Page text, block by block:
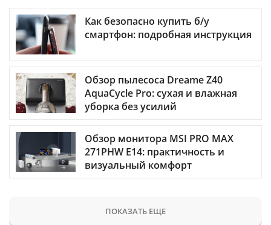
Как безопасно купить б/у
смартфон: подробная инструкция
Обзор пылесоса Dreame Z40
AquaCycle Pro: сухая и влажная
уборка без усилий
Обзор монитора MSI PRO MAX
271PHW E14: практичность и
визуальный комфорт
ПОКАЗАТЬ ЕЩЕ